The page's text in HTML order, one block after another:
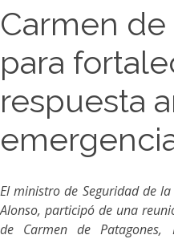
Carmen
para
respuesta
El ministro de Seguridad de
Alonso, participó de una
de Carmen de